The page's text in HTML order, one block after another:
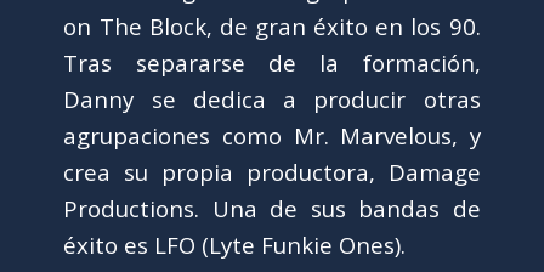
on The Block, de gran éxito en los 90.
Tras separarse de la formación,
Danny se dedica a producir otras
agrupaciones como Mr. Marvelous, y
crea su propia productora, Damage
Productions. Una de sus bandas de
éxito es LFO (Lyte Funkie Ones).